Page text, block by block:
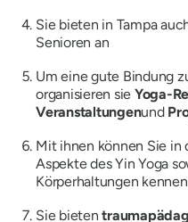
Sie bieten in Tampa
Senioren an
Um eine gute Bindung
organisieren sie Yoga-
Veranstaltungenund
Mit ihnen können Sie in
Aspekte des Yin Yoga
Körperhaltungen
Sie bieten